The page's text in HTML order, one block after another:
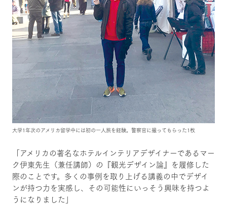
大学1年次のアメリカ留学中には初の一人旅を経験。警察官に撮ってもらった1枚
「アメリカの著名なホテルインテリアデザイナーであるマー
ク伊東先生（兼任講師）の『観光デザイン論』を履修した
際のことです。多くの事例を取り上げる講義の中でデザイ
ンが持つ力を実感し、その可能性にいっそう興味を持つよ
うになりました」